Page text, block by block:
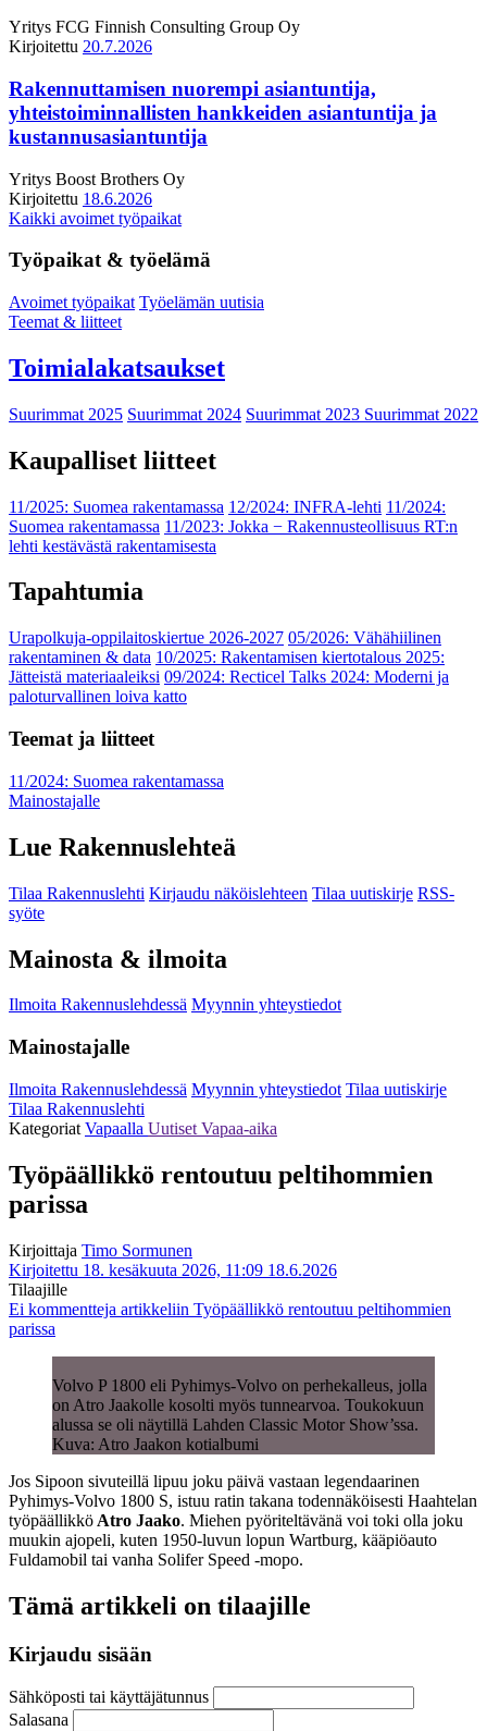
Yritys FCG Finnish Consulting Group Oy
Kirjoitettu 20.7.2026
Rakennuttamisen nuorempi asiantuntija,
yhteistoiminnallisten hankkeiden asiantuntija ja
kustannusasiantuntija
Yritys Boost Brothers Oy
Kirjoitettu 18.6.2026
Kaikki avoimet työpaikat
Työpaikat & työelämä
Avoimet työpaikat Työelämän uutisia
Teemat & liitteet
Toimialakatsaukset
Suurimmat 2025 Suurimmat 2024 Suurimmat 2023 Suurimmat 2022
Kaupalliset liitteet
11/2025: Suomea rakentamassa 12/2024: INFRA-lehti 11/2024:
Suomea rakentamassa 11/2023: Jokka − Rakennusteollisuus RT:n
lehti kestävästä rakentamisesta
Tapahtumia
Urapolkuja-oppilaitoskiertue 2026-2027 05/2026: Vähähiilinen
rakentaminen & data 10/2025: Rakentamisen kiertotalous 2025:
Jätteistä materiaaleiksi 09/2024: Recticel Talks 2024: Moderni ja
paloturvallinen loiva katto
Teemat ja liitteet
11/2024: Suomea rakentamassa
Mainostajalle
Lue Rakennuslehteä
Tilaa Rakennuslehti Kirjaudu näköislehteen Tilaa uutiskirje RSS-
syöte
Mainosta & ilmoita
Ilmoita Rakennuslehdessä Myynnin yhteystiedot
Mainostajalle
Ilmoita Rakennuslehdessä Myynnin yhteystiedot Tilaa uutiskirje
Tilaa Rakennuslehti
Kategoriat Vapaalla Uutiset Vapaa-aika
Työpäällikkö rentoutuu peltihommien
parissa
Kirjoittaja Timo Sormunen
Kirjoitettu 18. kesäkuuta 2026, 11:09 18.6.2026
Tilaajille
Ei kommentteja artikkeliin Työpäällikkö rentoutuu peltihommien
parissa
Volvo P 1800 eli Pyhimys-Volvo on perhekalleus, jolla
on Atro Jaakolle kosolti myös tunnearvoa. Toukokuun
alussa se oli näytillä Lahden Classic Motor Show’ssa.
Kuva: Atro Jaakon kotialbumi
Jos Sipoon sivuteillä lipuu joku päivä vastaan legendaarinen
Pyhimys-Volvo 1800 S, istuu ratin takana todennäköisesti Haahtelan
työpäällikkö Atro Jaako. Miehen pyöriteltävänä voi toki olla joku
muukin ajopeli, kuten 1950-luvun lopun Wartburg, kääpiöauto
Fuldamobil tai vanha Solifer Speed -mopo.
Tämä artikkeli on tilaajille
Kirjaudu sisään
Sähköposti tai käyttäjätunnus
Salasana